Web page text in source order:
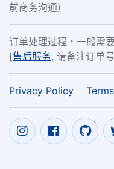
前商务沟通)
订单处理过程，一般需
[售后服务, 请备注订单
Privacy Policy